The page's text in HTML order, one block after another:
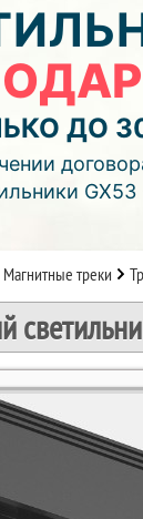
потолка
(смотреть
ДО
Магнитные треки